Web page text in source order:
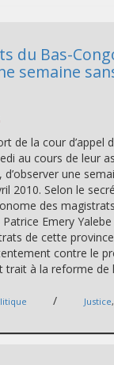
du Bas-
semaine
de la cour d’appel
au cours de leur
une
2010. Selon le
des magistrats
Emery Yalebe
de cette
contre le
trait à la reforme de
/ Justice,